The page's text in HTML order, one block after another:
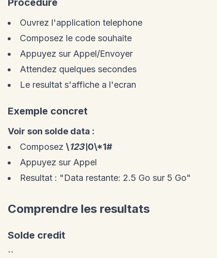
Procedure
Ouvrez l'application telephone
Composez le code souhaite
Appuyez sur Appel/Envoyer
Attendez quelques secondes
Le resultat s'affiche a l'ecran
Exemple concret
Voir son solde data :
Composez \123\0\*1#
Appuyez sur Appel
Resultat : "Data restante: 2.5 Go sur 5 Go"
Comprendre les resultats
Solde credit
``